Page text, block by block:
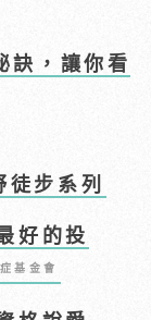
訣，讓你看
步系列
好的投
基金會